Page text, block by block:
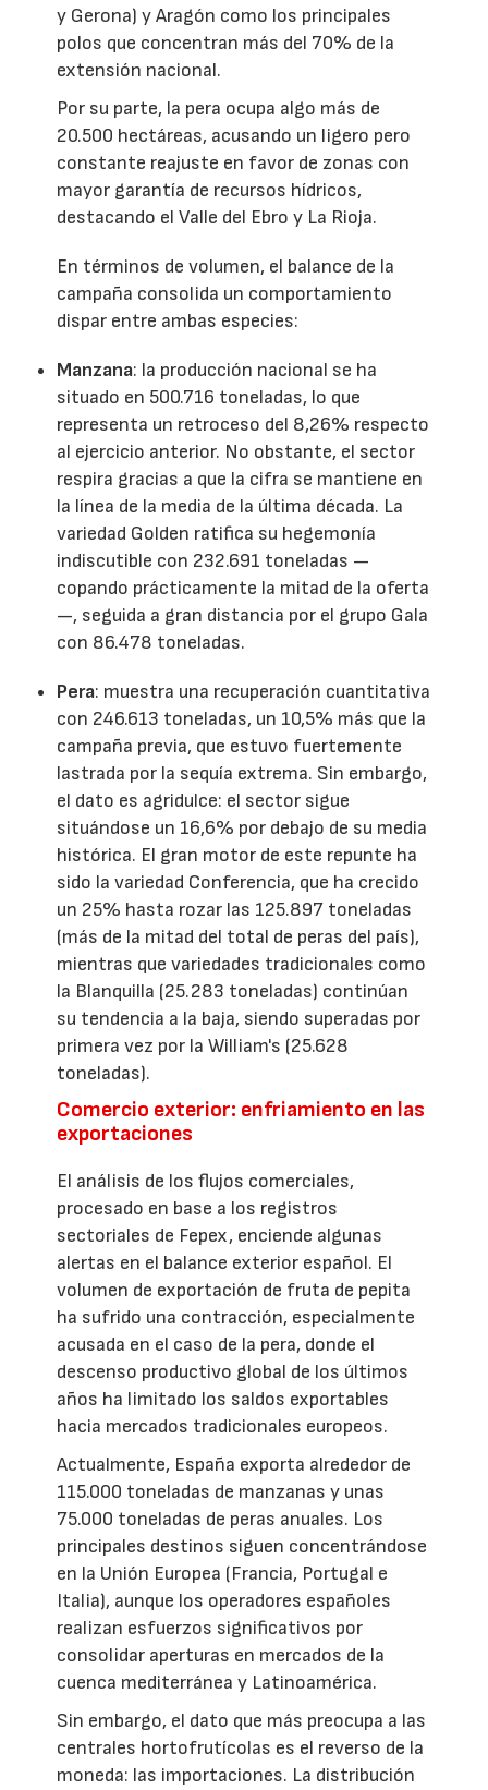
y Gerona) y Aragón como los principales
polos que concentran más del 70% de la
extensión nacional.
Por su parte, la pera ocupa algo más de
20.500 hectáreas, acusando un ligero pero
constante reajuste en favor de zonas con
mayor garantía de recursos hídricos,
destacando el Valle del Ebro y La Rioja.
En términos de volumen, el balance de la
campaña consolida un comportamiento
dispar entre ambas especies:
Manzana: la producción nacional se ha
situado en 500.716 toneladas, lo que
representa un retroceso del 8,26% respecto
al ejercicio anterior. No obstante, el sector
respira gracias a que la cifra se mantiene en
la línea de la media de la última década. La
variedad Golden ratifica su hegemonía
indiscutible con 232.691 toneladas —
copando prácticamente la mitad de la oferta
—, seguida a gran distancia por el grupo Gala
con 86.478 toneladas.
Pera: muestra una recuperación cuantitativa
con 246.613 toneladas, un 10,5% más que la
campaña previa, que estuvo fuertemente
lastrada por la sequía extrema. Sin embargo,
el dato es agridulce: el sector sigue
situándose un 16,6% por debajo de su media
histórica. El gran motor de este repunte ha
sido la variedad Conferencia, que ha crecido
un 25% hasta rozar las 125.897 toneladas
(más de la mitad del total de peras del país),
mientras que variedades tradicionales como
la Blanquilla (25.283 toneladas) continúan
su tendencia a la baja, siendo superadas por
primera vez por la William's (25.628
toneladas).
Comercio exterior: enfriamiento en las
exportaciones
El análisis de los flujos comerciales,
procesado en base a los registros
sectoriales de Fepex, enciende algunas
alertas en el balance exterior español. El
volumen de exportación de fruta de pepita
ha sufrido una contracción, especialmente
acusada en el caso de la pera, donde el
descenso productivo global de los últimos
años ha limitado los saldos exportables
hacia mercados tradicionales europeos.
Actualmente, España exporta alrededor de
115.000 toneladas de manzanas y unas
75.000 toneladas de peras anuales. Los
principales destinos siguen concentrándose
en la Unión Europea (Francia, Portugal e
Italia), aunque los operadores españoles
realizan esfuerzos significativos por
consolidar aperturas en mercados de la
cuenca mediterránea y Latinoamérica.
Sin embargo, el dato que más preocupa a las
centrales hortofrutícolas es el reverso de la
moneda: las importaciones. La distribución